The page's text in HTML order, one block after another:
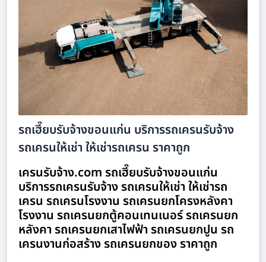
รถเฮี๊ยบรับจ้างขอนแก่น บริการรถเครนรับจ้าง
รถเครนให้เช่า ให้เช่ารถเครน ราคาถูก
เครนรับจ้าง.com รถเฮี๊ยบรับจ้างขอนแก่น
บริการรถเครนรับจ้าง รถเครนให้เช่า ให้เช่ารถ
เครน รถเครนโรงงาน รถเครนยกโครงหลังคา
โรงงาน รถเครนยกตู้คอนเทนเนอร์ รถเครนยก
หลังคา รถเครนยกเสาไฟฟ้า รถเครนยกปูน รถ
เครนงานก่อสร้าง รถเครนยกของ ราคาถูก